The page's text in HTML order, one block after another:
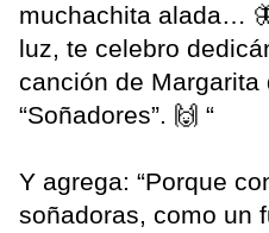
muchachita alada…
luz, te celebro
canción de
“Soñadores”. 🙌 “
Y agrega: “Porque
soñadoras, como un